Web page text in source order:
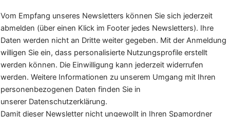
s
e
r
e
N
m
e
E
m
Vom Empfang unseres Newsletters können Sie sich jederzeit
abmelden (über einen Klick im Footer jedes Newsletters). Ihre
Daten werden nicht an Dritte weiter gegeben. Mit der Anmeldung
willigen Sie ein, dass personalisierte Nutzungsprofile erstellt
werden können. Die Einwilligung kann jederzeit widerrufen
werden. Weitere Informationen zu unserem Umgang mit Ihren
personenbezogenen Daten finden Sie in
unserer Datenschutzerklärung.
Damit dieser Newsletter nicht ungewollt in Ihren Spamordner